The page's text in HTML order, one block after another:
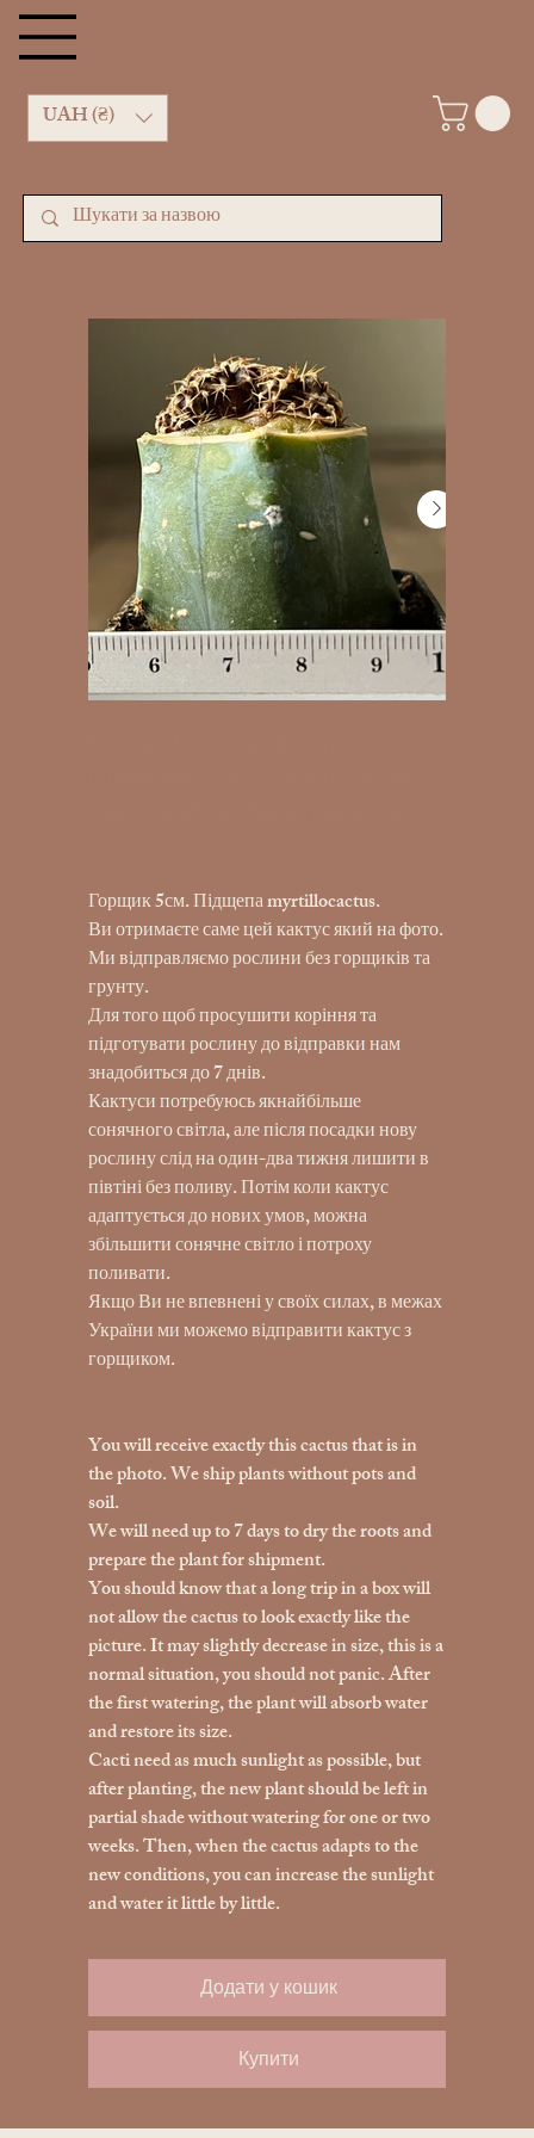
UAH (₴)
Горщик 5см. Підщепа myrtillocactus.
Ви отримаєте саме цей кактус який на фото.
Ми відправляємо рослини без горщиків та
грунту.
Для того щоб просушити коріння та
підготувати рослину до відправки нам
знадобиться до 7 днів.
Кактуси потребуюсь якнайбільше
сонячного світла, але після посадки нову
рослину слід на один-два тижня лишити в
півтіні без поливу. Потім коли кактус
адаптується до нових умов, можна
збільшити сонячне світло і потроху
поливати.
Якщо Ви не впевнені у своїх силах, в межах
України ми можемо відправити кактус з
горщиком.
You will receive exactly this cactus that is in
the photo. We ship plants without pots and
soil.
We will need up to 7 days to dry the roots and
prepare the plant for shipment.
You should know that a long trip in a box will
not allow the cactus to look exactly like the
picture. It may slightly decrease in size, this is a
normal situation, you should not panic. After
the first watering, the plant will absorb water
and restore its size.
Cacti need as much sunlight as possible, but
after planting, the new plant should be left in
partial shade without watering for one or two
weeks. Then, when the cactus adapts to the
new conditions, you can increase the sunlight
and water it little by little.
Додати у кошик
Купити